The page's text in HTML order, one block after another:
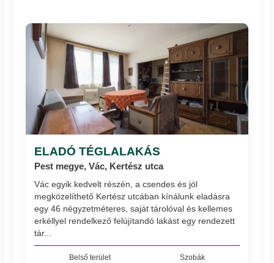
ELADÓ TÉGLALAKÁS
Pest megye, Vác, Kertész utca
Vác egyik kedvelt részén, a csendes és jól
megközelíthető Kertész utcában kínálunk eladásra
egy 46 négyzetméteres, saját tárolóval és kellemes
erkéllyel rendelkező felújítandó lakást egy rendezett
tár...
Belső terület Szobák